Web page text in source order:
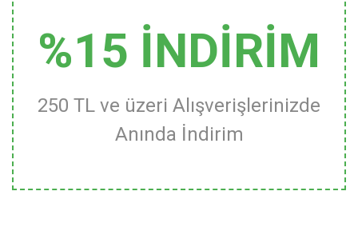
%15 İNDİRİM
250 TL ve üzeri Alışverişlerinizde
Anında İndirim